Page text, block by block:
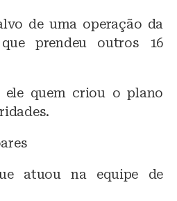
de uma operação da
prendeu outros 16
ele quem criou o plano
atuou na equipe de